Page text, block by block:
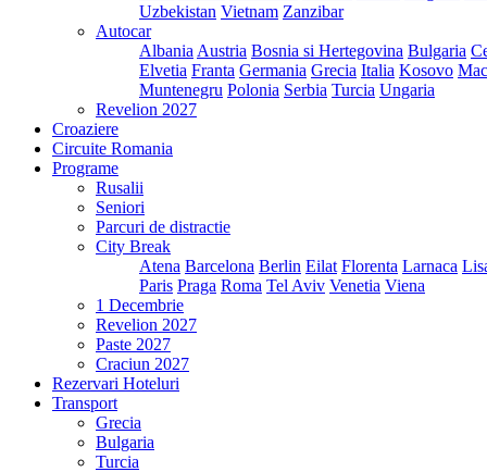
Uzbekistan Vietnam Zanzibar
Autocar
Albania Austria Bosnia si Hertegovina Bulgaria
Elvetia Franta Germania Grecia Italia Kosovo
Muntenegru Polonia Serbia Turcia Ungaria
Revelion 2027
Croaziere
Circuite Romania
Programe
Rusalii
Seniori
Parcuri de distractie
City Break
Atena Barcelona Berlin Eilat Florenta Larnaca
Paris Praga Roma Tel Aviv Venetia Viena
1 Decembrie
Revelion 2027
Paste 2027
Craciun 2027
Rezervari Hoteluri
Transport
Grecia
Bulgaria
Turcia